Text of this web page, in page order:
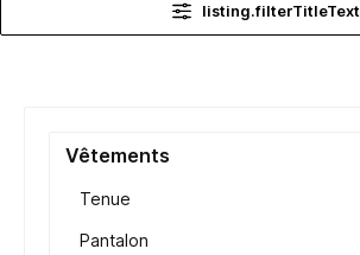
listing.filterTitleText
Vêtements
Tenue
Pantalon